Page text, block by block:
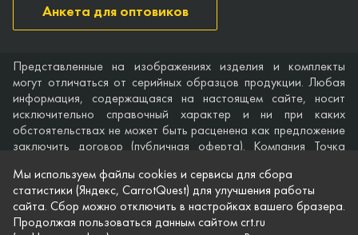
Анкета для оптовиков
Представленные на изображениях изделия и комплекты
могут отличаться от серийных образцов продукции. Любая
информация, содержащаяся на настоящем сайте, носит
исключительно справочный характер и ни при каких
обстоятельствах не может быть расценена как предложение
заключить договор (публичная оферта). Компания Точка
точности и полноты информации на веб-сайте, а также по
поводу беспрепятственного доступа к нему в любое время.
Технические характеристики и комплектация изделий,
указанные на сайте, приведены для примера и могут быть
Мы используем файлы cookies и сервисы для сбора
статистики (Яндекс, CarrotQuest) для улучшения работы
сайта. Сбор можно отключить в настройках вашего бразера.
Продолжая пользоваться данным сайтом crt.ru